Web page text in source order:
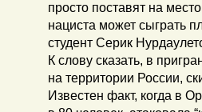
просто поставят на
нациста может сыграть
студент Серик
К слову сказать, в
на территории России,
Известен факт, когда в